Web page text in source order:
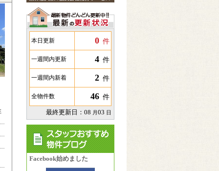
本日更新 0 件
一週間内更新 4 件
一週間内新着 2 件
全物件数 46 件
最終更新日：08 月03 日
Facebook始めました